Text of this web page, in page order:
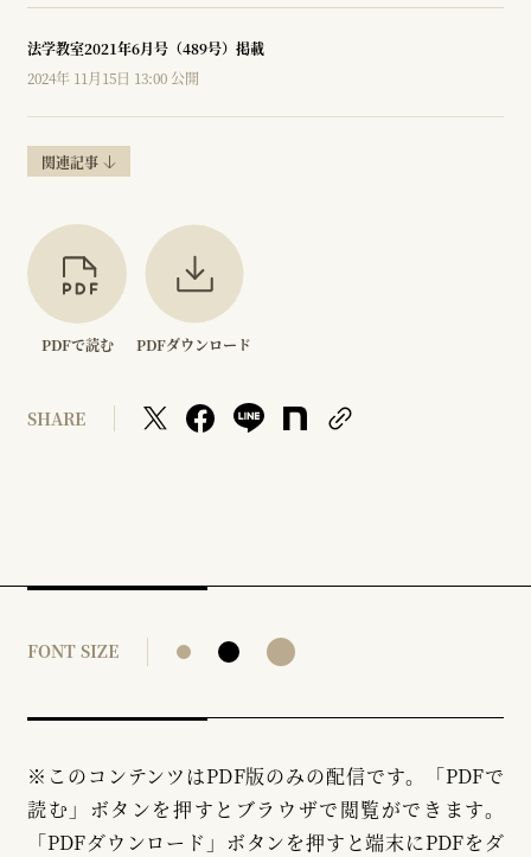
法学教室2021年6月号（489号）掲載
2024年 11月15日 13:00 公開
関連記事
PDFで読む PDFダウンロード
SHARE
FONT SIZE
※このコンテンツはPDF版のみの配信です。「PDFで
読む」ボタンを押すとブラウザで閲覧ができます。
「PDFダウンロード」ボタンを押すと端末にPDFをダ